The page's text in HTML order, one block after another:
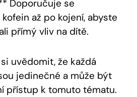
Doporučuje se
až po kojení, abyste
přímý vliv na dítě.
uvědomit, že každá
jedinečné a může být
přístup k tomuto tématu.